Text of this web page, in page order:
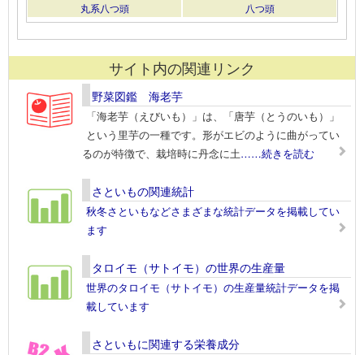
丸系八つ頭
八つ頭
サイト内の関連リンク
野菜図鑑 海老芋
「海老芋（えびいも）」は、「唐芋（とうのいも）」
という里芋の一種です。形がエビのように曲がってい
るのが特徴で、栽培時に丹念に土……続きを読む
さといもの関連統計
秋冬さといもなどさまざまな統計データを掲載してい
ます
タロイモ（サトイモ）の世界の生産量
世界のタロイモ（サトイモ）の生産量統計データを掲
載しています
さといもに関連する栄養成分